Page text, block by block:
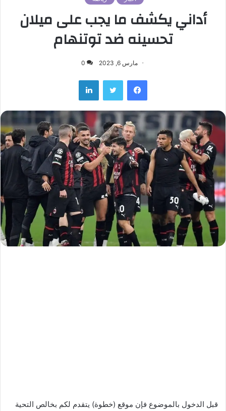
أداني يكشف ما يجب على ميلان
تحسينه ضد توتنهام
مارس 6, 2023 0
لينكدإن
قبل الدخول بالموضوع فإن موقع (خطوة) يتقدم لكم بخالص التحية